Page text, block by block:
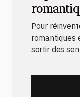
ville
Pour
romantiques
sortir des